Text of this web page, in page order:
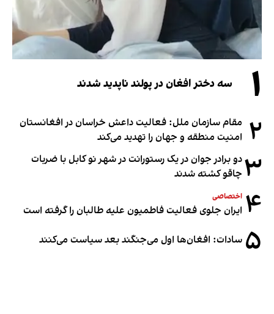
۱ سه دختر افغان در پولند ناپدید شدند
۲ مقام سازمان ملل: فعالیت داعش خراسان در افغانستان
امنیت منطقه و جهان را تهدید می‌کند
۳دو برادر جوان در یک رستورانت در شهر نو کابل با ضربات
چاقو کشته شدند
۴ اختصاصی
ایران جلوی فعالیت فاطمیون علیه طالبان را گرفته است
۵ سادات: افغان‌ها اول می‌جنگند بعد سیاست می‌کنند